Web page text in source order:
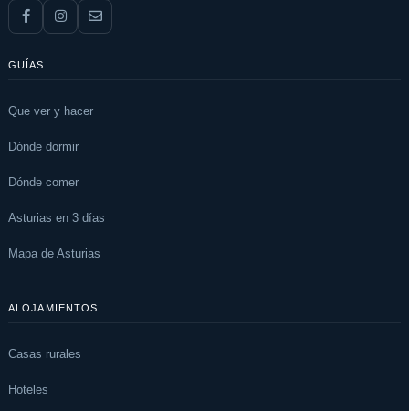
GUÍAS
Que ver y hacer
Dónde dormir
Dónde comer
Asturias en 3 días
Mapa de Asturias
ALOJAMIENTOS
Casas rurales
Hoteles